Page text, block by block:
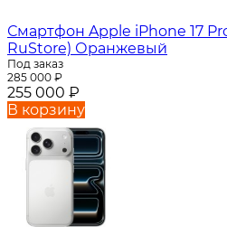
Смартфон Apple iPhone 17
RuStore) Оранжевый
Под заказ
285 000 ₽
255 000 ₽
В корзину